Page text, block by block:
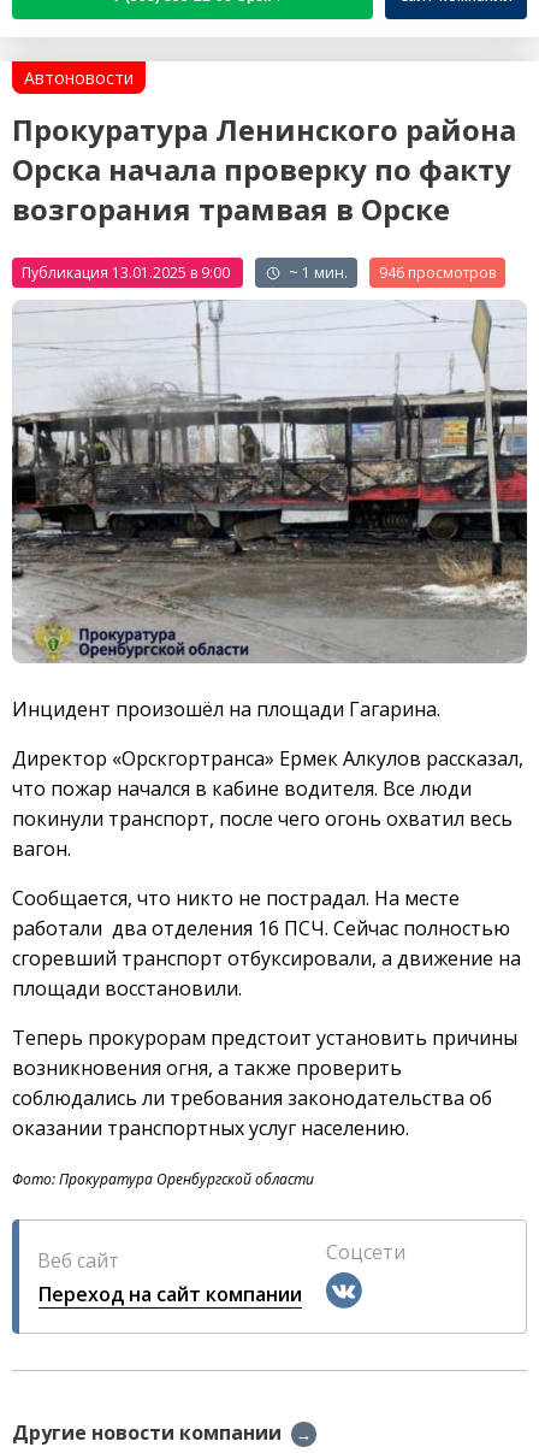
Автоновости
Прокуратура Ленинского района
Орска начала проверку по факту
возгорания трамвая в Орске
Публикация 13.01.2025 в 9:00 ~ 1 мин. 946
Инцидент произошёл на площади Гагарина.
Директор «Орскгортранса» Ермек Алкулов рассказал,
что пожар начался в кабине водителя. Все люди
покинули транспорт, после чего огонь охватил весь
вагон.
Сообщается, что никто не пострадал. На месте
работали два отделения 16 ПСЧ. Сейчас полностью
сгоревший транспорт отбуксировали, а движение на
площади восстановили.
Теперь прокурорам предстоит установить причины
возникновения огня, а также проверить
соблюдались ли требования законодательства об
оказании транспортных услуг населению.
Фото: Прокуратура Оренбургской области
Веб сайт
Переход на сайт компании
Соцсети
Другие новости компании →